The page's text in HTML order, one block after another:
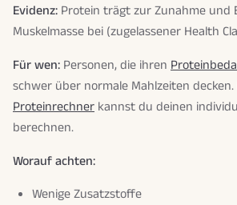
Evidenz: Protein trägt zur Zunahme und
Muskelmasse bei (zugelassener Health
Für wen: Personen, die ihren
schwer über normale Mahlzeiten
Proteinrechner kannst du deinen
berechnen.
Worauf achten:
Wenige Zusatzstoffe